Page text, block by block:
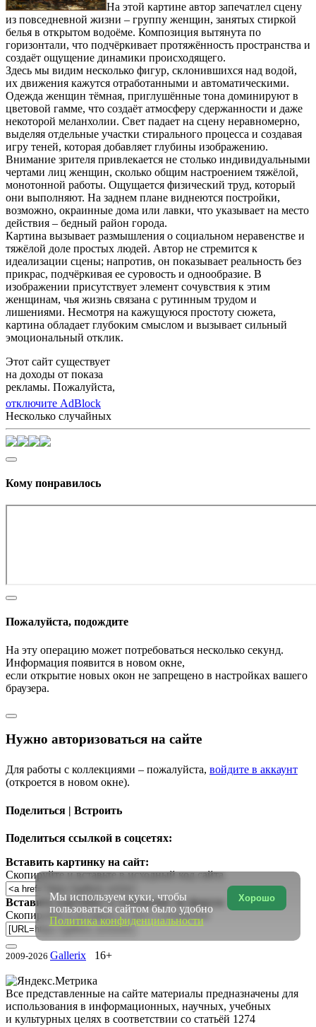
На этой картине автор запечатлел сцену
из повседневной жизни – группу женщин, занятых стиркой
белья в открытом водоёме. Композиция вытянута по
горизонтали, что подчёркивает протяжённость пространства и
создаёт ощущение динамики происходящего.
Здесь мы видим несколько фигур, склонившихся над водой,
их движения кажутся отработанными и автоматическими.
Одежда женщин тёмная, приглушённые тона доминируют в
цветовой гамме, что создаёт атмосферу сдержанности и даже
некоторой меланхолии. Свет падает на сцену неравномерно,
выделяя отдельные участки стирального процесса и создавая
игру теней, которая добавляет глубины изображению.
Внимание зрителя привлекается не столько индивидуальными
чертами лиц женщин, сколько общим настроением тяжёлой,
монотонной работы. Ощущается физический труд, который
они выполняют. На заднем плане виднеются постройки,
возможно, окраинные дома или лавки, что указывает на место
действия – бедный район города.
Картина вызывает размышления о социальном неравенстве и
тяжёлой доле простых людей. Автор не стремится к
идеализации сцены; напротив, он показывает реальность без
прикрас, подчёркивая ее суровость и однообразие. В
изображении присутствует элемент сочувствия к этим
женщинам, чья жизнь связана с рутинным трудом и
лишениями. Несмотря на кажущуюся простоту сюжета,
картина обладает глубоким смыслом и вызывает сильный
эмоциональный отклик.
Этот сайт существует
на доходы от показа
рекламы. Пожалуйста,
отключите AdBlock
Несколько случайных
Кому понравилось
Пожалуйста, подождите
На эту операцию может потребоваться несколько секунд.
Информация появится в новом окне,
если открытие новых окон не запрещено в настройках вашего
браузера.
Нужно авторизоваться на сайте
Для работы с коллекциями – пожалуйста, войдите в аккаунт
(откроется в новом окне).
Поделиться | Встроить
Поделиться ссылкой в соцсетях:
Вставить картинку на сайт:
Скопируйте и вставьте в исходный код сайта
Вставить картинку в сообщение на форум:
Скопируйте и вставьте в текст сообщения
2009-2026 Gallerix 16+
Все представленные на сайте материалы предназначены для
использования в информационных, научных, учебных
и культурных целях в соответствии со статьёй 1274
Хорошо
Мы используем куки, чтобы
пользоваться сайтом было удобно
Политика конфиденциальности